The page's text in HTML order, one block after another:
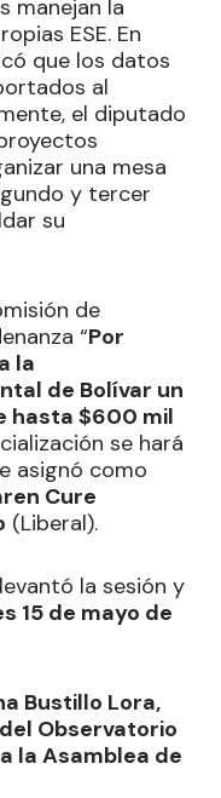
manejan la
ESE. En
que los datos
al
el diputado
una mesa
y tercer
su
de
“Por
la
de Bolívar un
hasta $600 mil
se hará
asignó como
Cure
(Liberal).
la sesión y
15 de mayo de
Bustillo Lora,
Observatorio
la Asamblea de